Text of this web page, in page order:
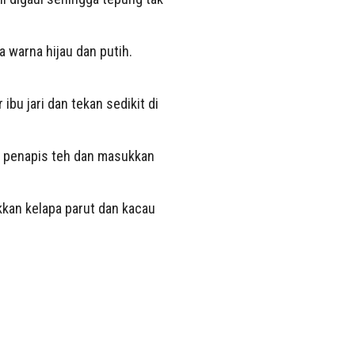
warna hijau dan putih.
ibu jari dan tekan sedikit di
teh dan masukkan
kelapa parut dan kacau